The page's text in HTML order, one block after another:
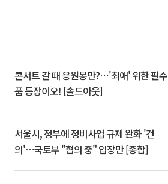
콘서트 갈 때 응원봉만?⋯'최애' 위한 필수
품 등장이오! [솔드아웃]
서울시, 정부에 정비사업 규제 완화 '건
의'⋯국토부 "협의 중" 입장만 [종합]